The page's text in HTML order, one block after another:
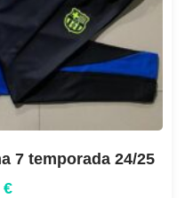
7 temporada 24/25
€